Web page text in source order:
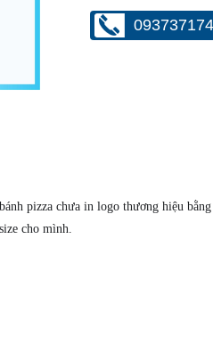
pizza chưa in logo thương hiệu
cho mình.